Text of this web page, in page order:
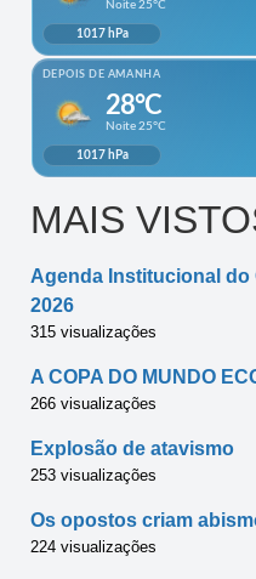
MAIS
Agenda Institucional
2026
315 visualizações
A COPA DO MUNDO
266 visualizações
Explosão de atavismo
253 visualizações
Os opostos criam
224 visualizações